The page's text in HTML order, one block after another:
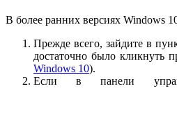
В более ранних версиях Windows
Прежде всего, зайдите в
достаточно было кликнуть
Windows 10).
Если в панели